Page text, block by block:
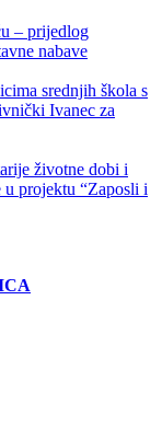
– prijedlog
nabave
srednjih škola s
Ivanec za
životne dobi i
u projektu “Zaposli i